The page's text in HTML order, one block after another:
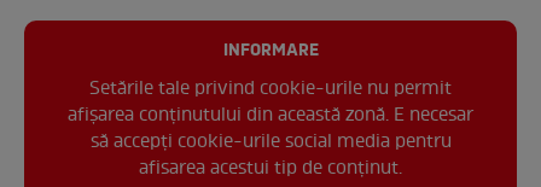
INFORMARE
Setările tale privind cookie-urile nu permit
afișarea conținutului din această zonă. E necesar
să accepți cookie-urile social media pentru
afisarea acestui tip de conținut.